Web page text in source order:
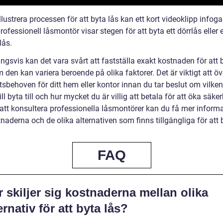
processen för att byta lås kan ett kort videoklipp
låsmontör visar stegen för att byta ett dörrlås eller
kan det vara svårt att fastställa exakt kostnaden för att
den kan variera beroende på olika faktorer. Det är viktigt att
för ditt hem eller kontor innan du tar beslut om
byta till och hur mycket du är villig att betala för att öka
konsultera professionella låsmontörer kan du få mer
och de olika alternativen som finns tillgängliga för att
FAQ
skiljer sig kostnaderna mellan olika
för att byta lås?